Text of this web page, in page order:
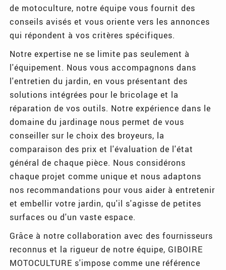
de motoculture, notre équipe vous fournit des
conseils avisés et vous oriente vers les annonces
qui répondent à vos critères spécifiques.
Notre expertise ne se limite pas seulement à
l'équipement. Nous vous accompagnons dans
l'entretien du jardin, en vous présentant des
solutions intégrées pour le bricolage et la
réparation de vos outils. Notre expérience dans le
domaine du jardinage nous permet de vous
conseiller sur le choix des broyeurs, la
comparaison des prix et l'évaluation de l'état
général de chaque pièce. Nous considérons
chaque projet comme unique et nous adaptons
nos recommandations pour vous aider à entretenir
et embellir votre jardin, qu'il s'agisse de petites
surfaces ou d'un vaste espace.
Grâce à notre collaboration avec des fournisseurs
reconnus et la rigueur de notre équipe, GIBOIRE
MOTOCULTURE s'impose comme une référence